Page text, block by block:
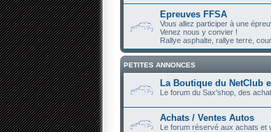
Epreuves FFSA
Vous allez participer à une
Venez nous y convier !
Rallye asphalte, rallye terre,
PETITES ANNONCES
La Boutique du NetClub
Le forum du Sax'shop, des
Achats / Ventes Autos
Le forum réservé aux achats et